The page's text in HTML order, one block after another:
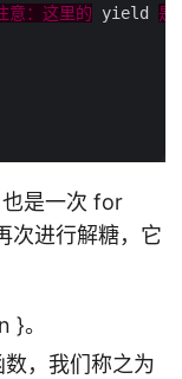
意：这里的 yield 是
是一次 for
进行解糖，它
}。
，我们称之为